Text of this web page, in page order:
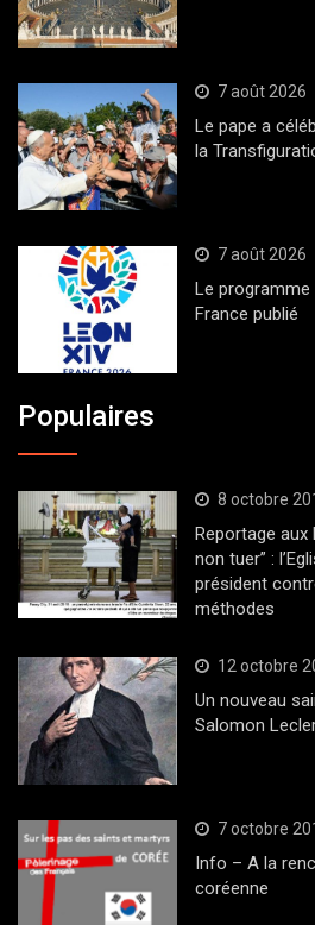
7 août 2026
Le pape a
la
7 août 2026
Le programme
France publié
Populaires
8 octobre
Reportage aux
non tuer” :
président
méthodes
12 octobre
Un nouveau
Salomon
7 octobre
Info – A la
coréenne